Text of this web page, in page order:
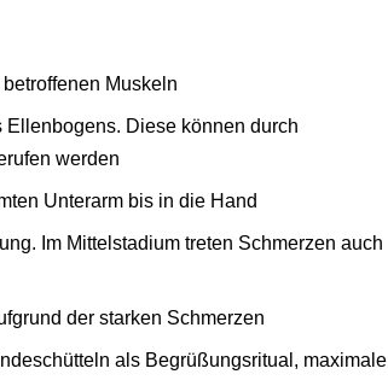
Muskeln
Diese können durch
werden
Unterarm bis in die Hand
Im Mittelstadium treten Schmerzen auch
der starken Schmerzen
als Begrüßungsritual, maximale